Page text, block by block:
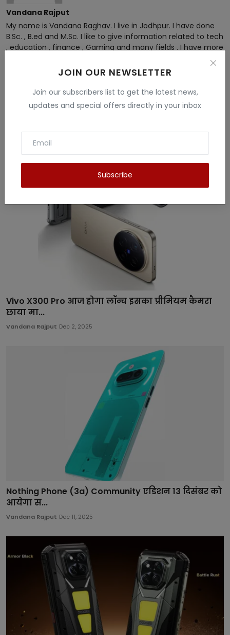
JOIN OUR NEWSLETTER
Join our subscribers list to get the latest news,
updates and special offers directly in your inbox
Subscribe
Vandana Rajput
My name is Vandana Raghav. I live in Jodhpur. I have done
B.Sc. , B.ed and M.Sc. I like to give information related to tech
, education , finance , Gaming and many fields . I have more
Related Posts
Vivo X300 Pro आज होगा लॉन्च इसका प्रीमियम कैमरा
छाया मा...
Vandana Rajput Dec 2, 2025
Nothing Phone (3a) Community एडिशन 13 दिसंबर को
आयेगा स...
Vandana Rajput Dec 11, 2025